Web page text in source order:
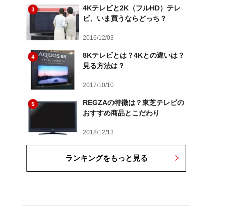
3
4Kテレビと2K（フルHD）テレ
ビ、いま買うならどっち？
2016/12/03
4
8Kテレビとは？4Kとの違いは？
見る方法は？
2017/10/10
5
REGZAの特徴は？東芝テレビの
おすすめ商品とこだわり
2018/12/13
ランキングをもっと見る